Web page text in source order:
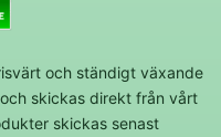
och ständigt växande
skickas direkt från vårt
skickas senast